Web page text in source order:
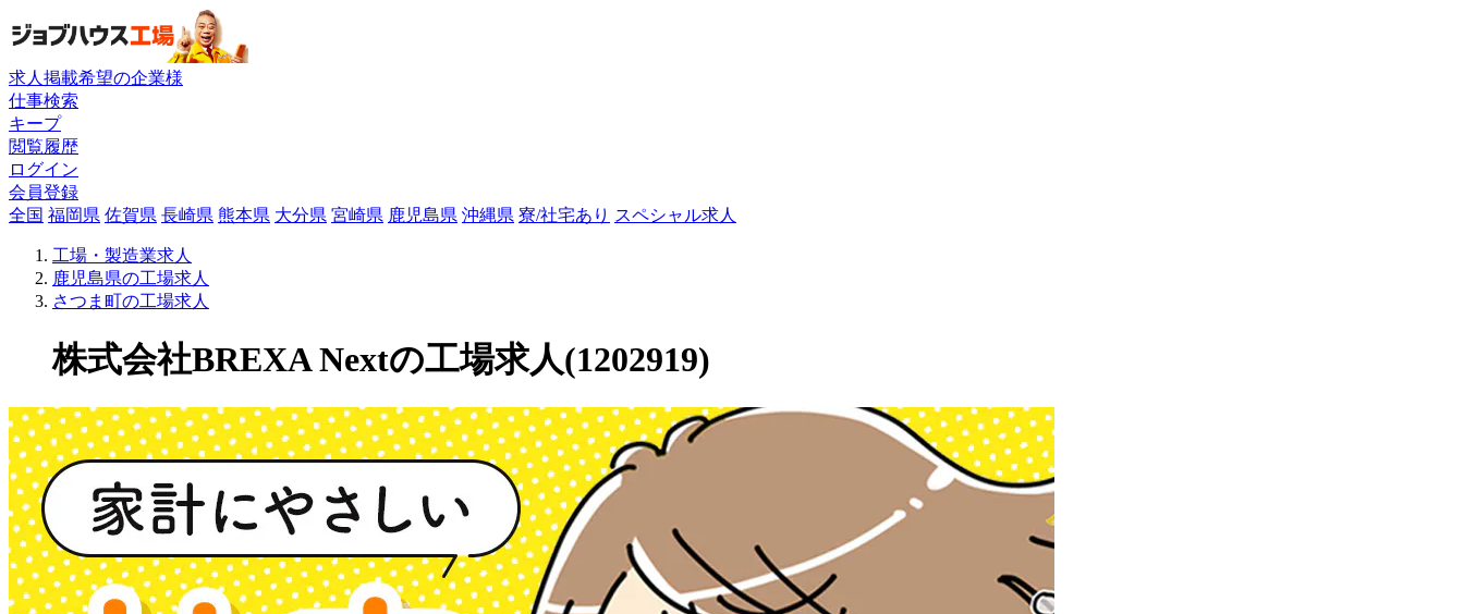
求人掲載希望の企業様
仕事検索
キープ
閲覧履歴
ログイン
会員登録
全国 福岡県 佐賀県 長崎県 熊本県 大分県 宮崎県 鹿児島県 沖縄県 寮/社宅あり スペシャル求人
工場・製造業求人
鹿児島県の工場求人
さつま町の工場求人
株式会社BREXA Nextの工場求人(1202919)